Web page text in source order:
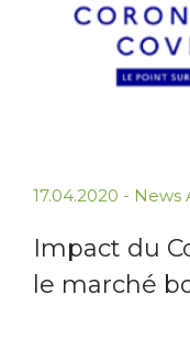
17.04.2020 - News
Impact du
le marché